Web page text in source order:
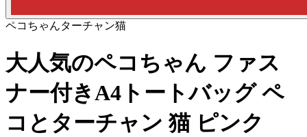
ペコちゃんターチャン猫
大人気のペコちゃん ファス
ナー付きA4トートバッグ ペ
コとターチャン 猫 ピンク